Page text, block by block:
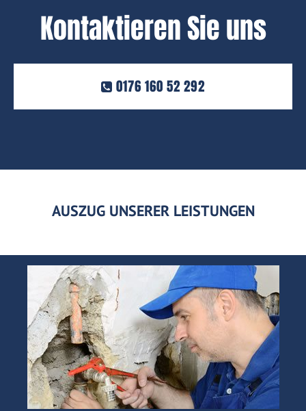
Kontaktieren Sie uns
0176 160 52 292
AUSZUG UNSERER LEISTUNGEN